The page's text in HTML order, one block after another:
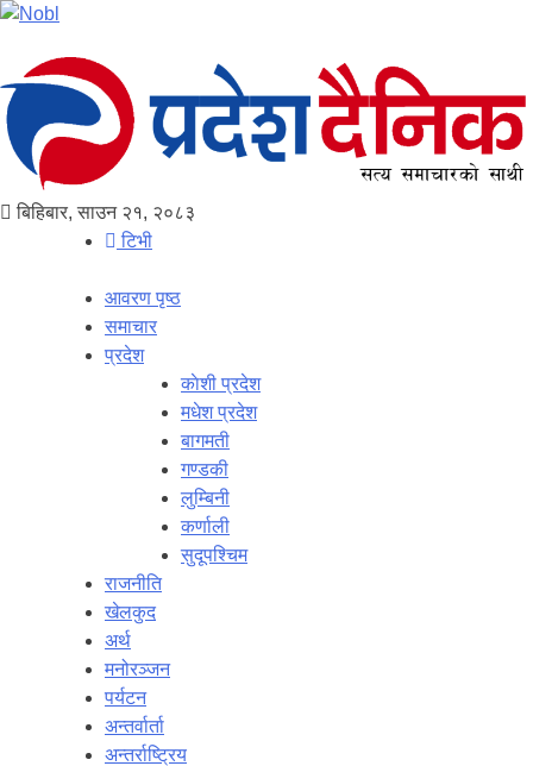
बिहिबार, साउन २१, २०८३
टिभी
आवरण पृष्‍ठ
समाचार
प्रदेश
काेशी प्रदेश
मधेश प्रदेश
बागमती
गण्डकी
लुम्बिनी
कर्णाली
सुदूपश्‍चिम
राजनीति
खेलकुद
अर्थ
मनोरञ्‍जन
पर्यटन
अन्तर्वार्ता
अन्तर्राष्‍ट्रिय